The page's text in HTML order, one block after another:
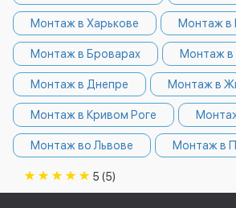
Монтаж в Харькове Монтаж в
Монтаж в Броварах Монтаж в
Монтаж в Днепре Монтаж в
Монтаж в Кривом Роге
Монтаж во Львове Монтаж в
5 (5)